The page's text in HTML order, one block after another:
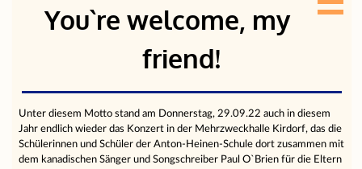
You`re welcome, my
friend!
Unter diesem Motto stand am Donnerstag, 29.09.22 auch in diesem
Jahr endlich wieder das Konzert in der Mehrzweckhalle Kirdorf, das die
Schülerinnen und Schüler der Anton-Heinen-Schule dort zusammen mit
dem kanadischen Sänger und Songschreiber Paul O`Brien für die Eltern